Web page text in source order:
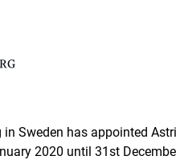
Sweden has appointed
2020 until 31st